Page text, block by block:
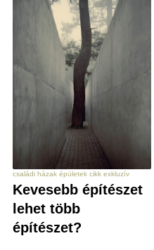
családi házak épületek cikk exkluzív
Kevesebb építészet
lehet több
építészet?